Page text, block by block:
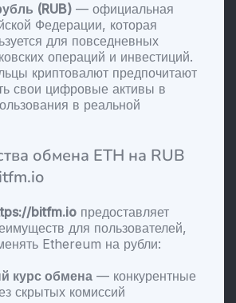
(RUB) — официальная
Федерации, которая
для повседневных
операций и инвестиций.
криптовалют предпочитают
свои цифровые активы в
в реальной
обмена ETH на RUB
bitfm.io предоставляет
для пользователей,
Ethereum на рубли:
курс обмена — конкурентные
скрытых комиссий